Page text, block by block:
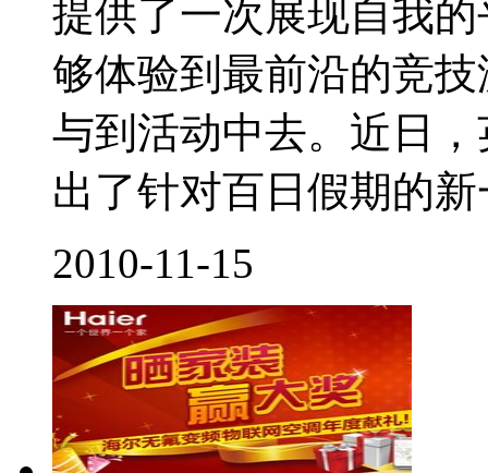
提供了一次展现自我
够体验到最前沿的竞
与到活动中去。近日
出了针对百日假期的
2010-11-15